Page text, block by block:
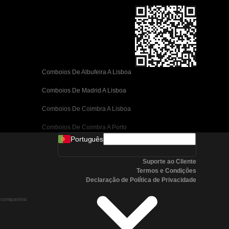
Comboios De Albufeira A Lisboa
Comboios De Madrid A Lisboa
Comboios De Coimbra A Lisboa
Comboios De Coimbra A Porto
Comboios De Valência A Barcelona
Comboios De Málaga A Barcelona
Comboios De Málaga A Madrid
Comboios De Córdoba A Madrid
Português
Suporte ao Cliente
Termos e Condições
Declaração de Política de Privacidade